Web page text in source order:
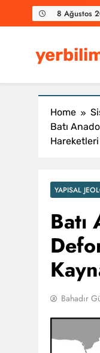
8 Ağustos
Home
Batı
Hareketleri
YAPISAL
Batı
Bahadır